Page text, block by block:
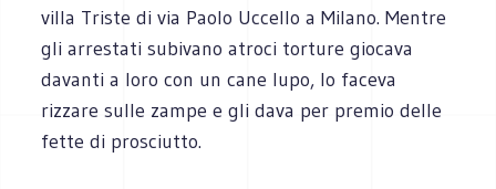
villa Triste di via Paolo Uccello a Milano. Mentre
gli arrestati subivano atroci torture giocava
davanti a loro con un cane lupo, lo faceva
rizzare sulle zampe e gli dava per premio delle
fette di prosciutto.